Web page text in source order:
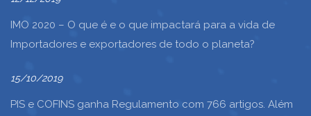
IMO 2020 – O que é e o que impactará para a vida de
Importadores e exportadores de todo o planeta?
15/10/2019
PIS e COFINS ganha Regulamento com 766 artigos. Além